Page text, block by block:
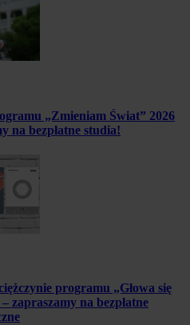
„Zmieniam Świat” 2026
na bezpłatne studia!
programu „Głowa się
zapraszamy na bezpłatne